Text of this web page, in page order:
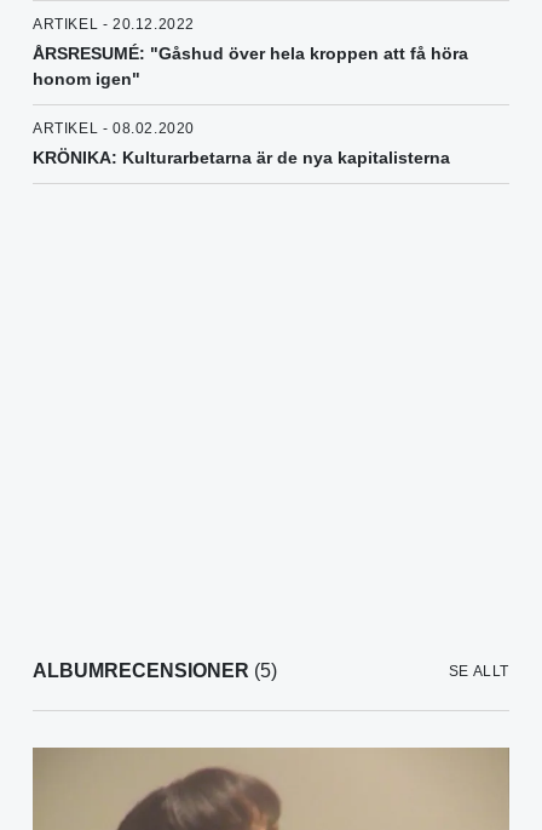
ARTIKEL - 20.12.2022
ÅRSRESUMÉ: "Gåshud över hela kroppen att få höra
honom igen"
ARTIKEL - 08.02.2020
KRÖNIKA: Kulturarbetarna är de nya kapitalisterna
ALBUMRECENSIONER (5) SE ALLT